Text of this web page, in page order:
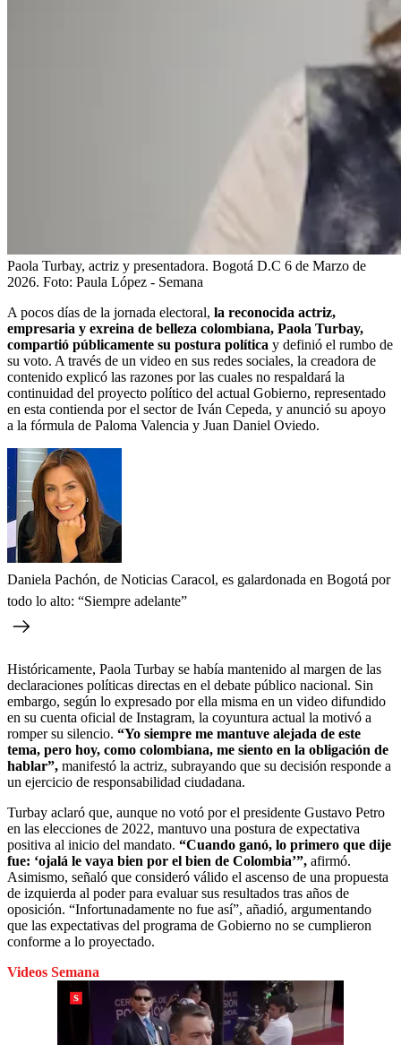
Paola Turbay, actriz y presentadora. Bogotá D.C 6 de Marzo de
2026. Foto: Paula López - Semana
A pocos días de la jornada electoral, la reconocida actriz,
empresaria y exreina de belleza colombiana, Paola Turbay,
compartió públicamente su postura política y definió el rumbo de
su voto. A través de un video en sus redes sociales, la creadora de
contenido explicó las razones por las cuales no respaldará la
continuidad del proyecto político del actual Gobierno, representado
en esta contienda por el sector de Iván Cepeda, y anunció su apoyo
a la fórmula de Paloma Valencia y Juan Daniel Oviedo.
Daniela Pachón, de Noticias Caracol, es galardonada en Bogotá por
todo lo alto: “Siempre adelante”
Históricamente, Paola Turbay se había mantenido al margen de las
declaraciones políticas directas en el debate público nacional. Sin
embargo, según lo expresado por ella misma en un video difundido
en su cuenta oficial de Instagram, la coyuntura actual la motivó a
romper su silencio. “Yo siempre me mantuve alejada de este
tema, pero hoy, como colombiana, me siento en la obligación de
hablar”, manifestó la actriz, subrayando que su decisión responde a
un ejercicio de responsabilidad ciudadana.
Turbay aclaró que, aunque no votó por el presidente Gustavo Petro
en las elecciones de 2022, mantuvo una postura de expectativa
positiva al inicio del mandato. “Cuando ganó, lo primero que dije
fue: ‘ojalá le vaya bien por el bien de Colombia’”, afirmó.
Asimismo, señaló que consideró válido el ascenso de una propuesta
de izquierda al poder para evaluar sus resultados tras años de
oposición. “Infortunadamente no fue así”, añadió, argumentando
que las expectativas del programa de Gobierno no se cumplieron
conforme a lo proyectado.
Videos Semana